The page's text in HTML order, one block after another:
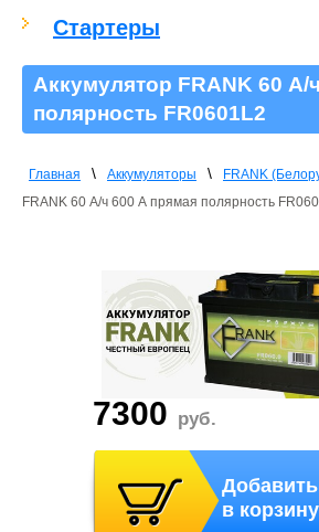
Стартеры
Аккумулятор FRANK 60 А/
полярность FR0601L2
Главная \ Аккумуляторы \ FRANK
FRANK 60 А/ч 600 А прямая полярность
7300 руб.
Добавить
в корзину